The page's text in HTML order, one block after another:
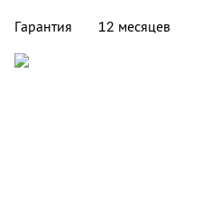
Гарантия
12 месяцев